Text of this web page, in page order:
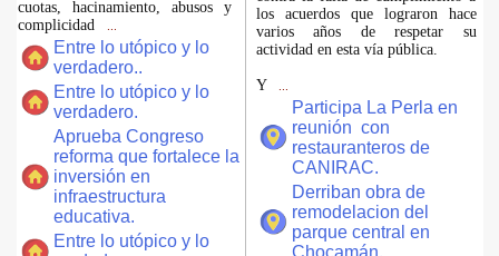
cuotas, hacinamiento, abusos y
complicidad
Entre lo utópico y lo
verdadero..
Entre lo utópico y lo
verdadero.
Aprueba Congreso
reforma que fortalece la
inversión en
infraestructura
educativa.
Entre lo utópico y lo
los acuerdos que lograron hace
varios años de respetar su
actividad en esta vía pública.
Y
Participa La Perla en
reunión con
restauranteros de
CANIRAC.
Derriban obra de
remodelacion del
parque central en
Chocamán.